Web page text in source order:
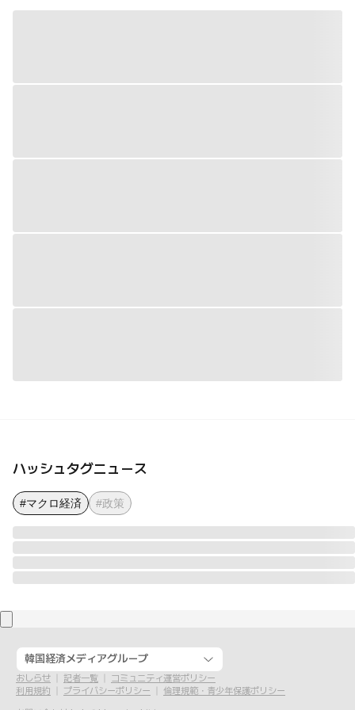
ハッシュタグニュース
#マクロ経済 #政策
韓国経済メディアグループ
おしらせ 記者一覧
コミュニティ運営ポリシー
利用規約
プライバシーポリシー
倫理規範・青少年保護ポリシー